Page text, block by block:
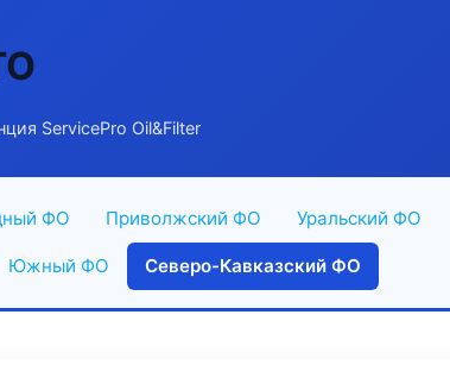
ServicePro Oil&Filter
ФО Приволжский ФО Уральский ФО
Южный ФО Северо-Кавказский ФО